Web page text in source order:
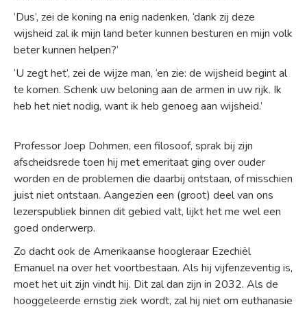
‘Dus’, zei de koning na enig nadenken, ‘dank zij deze
wijsheid zal ik mijn land beter kunnen besturen en mijn volk
beter kunnen helpen?’
‘U zegt het’, zei de wijze man, ‘en zie: de wijsheid begint al
te komen. Schenk uw beloning aan de armen in uw rijk. Ik
heb het niet nodig, want ik heb genoeg aan wijsheid.’
Professor Joep Dohmen, een filosoof, sprak bij zijn
afscheidsrede toen hij met emeritaat ging over ouder
worden en de problemen die daarbij ontstaan, of misschien
juist niet ontstaan. Aangezien een (groot) deel van ons
lezerspubliek binnen dit gebied valt, lijkt het me wel een
goed onderwerp.
Zo dacht ook de Amerikaanse hoogleraar Ezechiël
Emanuel na over het voortbestaan. Als hij vijfenzeventig is,
moet het uit zijn vindt hij. Dit zal dan zijn in 2032. Als de
hooggeleerde ernstig ziek wordt, zal hij niet om euthanasie